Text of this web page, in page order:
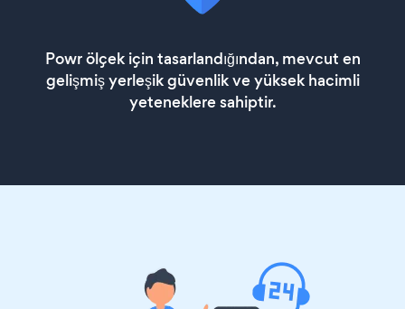
Powr ölçek için tasarlandığından, mevcut en
gelişmiş yerleşik güvenlik ve yüksek hacimli
yeteneklere sahiptir.